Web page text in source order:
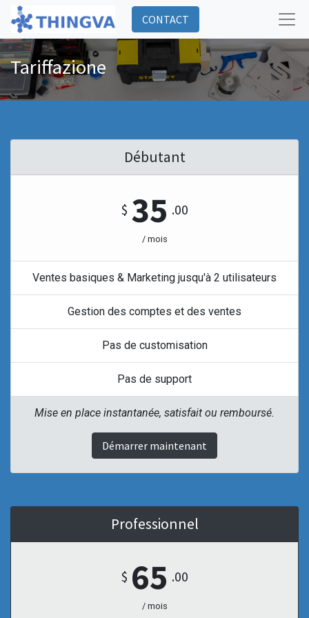
CONTACT
Tariffazione
Débutant
$ 35 .00
/ mois
Ventes basiques & Marketing jusqu'à 2 utilisateurs
Gestion des comptes et des ventes
Pas de customisation
Pas de support
Mise en place instantanée, satisfait ou remboursé.
Démarrer maintenant
Professionnel
$ 65 .00
/ mois